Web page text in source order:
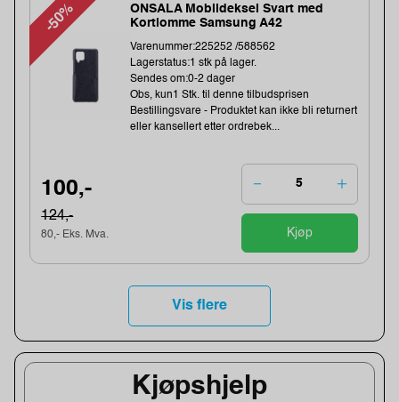
Kjøpshjelp
-50%
ONSALA Mobildeksel Svart med
Kortlomme Samsung A42
Varenummer:225252 /588562
Lagerstatus:1 stk på lager.
Sendes om:0-2 dager
Obs, kun1 Stk. til denne tilbudsprisen
Bestillingsvare - Produktet kan ikke bli returnert
eller kansellert etter ordrebek...
100,-
124,-
80,- Eks. Mva. Kjøp
Vis flere